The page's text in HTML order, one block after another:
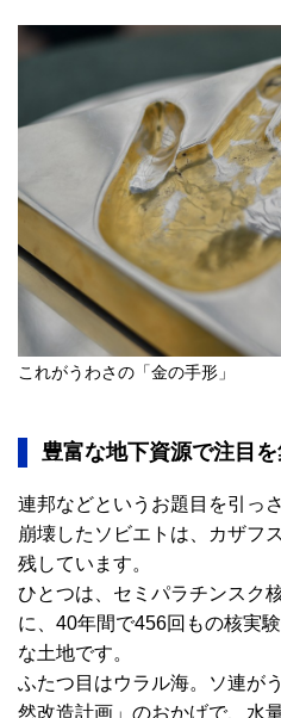
これがうわさの「金の手形」
豊富な地下資源で注目
連邦などというお題目を引っ
崩壊したソビエトは、カザフ
残しています。
ひとつは、セミパラチンスク
に、40年間で456回もの核実
な土地です。
ふたつ目はウラル海。ソ連が
然改造計画」のおかげで、水